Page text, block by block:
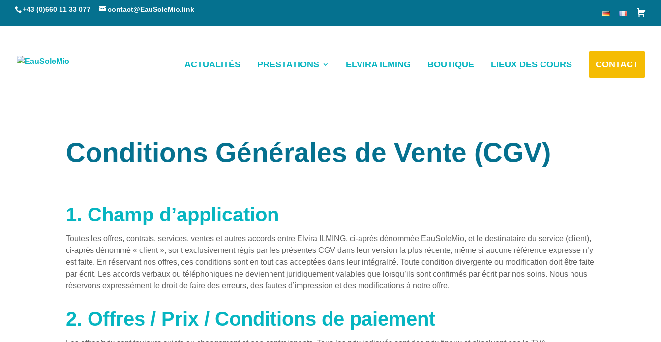
+43 (0)660 11 33 077 contact@EauSoleMio.link
ACTUALITÉS PRESTATIONS ELVIRA ILMING BOUTIQUE LIEUX DES COURS CONTACT
Conditions Générales de Vente (CGV)
1. Champ d’application
​Toutes les offres, contrats, services, ventes et autres accords entre Elvira ILMING, ci-après dénommée EauSoleMio, et le destinataire du service (client),
ci-après dénommé « client », sont exclusivement régis par les présentes CGV dans leur version la plus récente, même si aucune référence expresse n’y
est faite. En réservant nos offres, ces conditions sont en tout cas acceptées dans leur intégralité. Toute condition divergente ou modification doit être faite
par écrit. Les accords verbaux ou téléphoniques ne deviennent juridiquement valables que lorsqu’ils sont confirmés par écrit par nos soins. Nous nous
réservons expressément le droit de faire des erreurs, des fautes d’impression et des modifications à notre offre.
2. Offres / Prix / Conditions de paiement